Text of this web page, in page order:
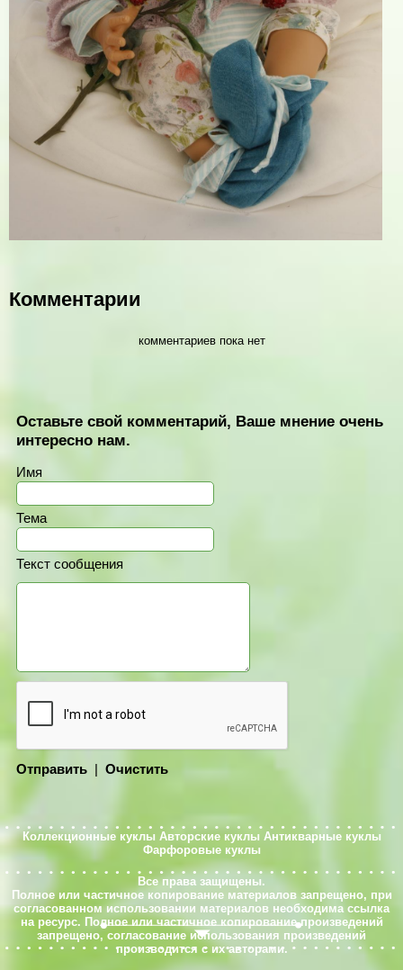
Комментарии
комментариев пока нет
Оставьте свой комментарий, Ваше мнение очень
интересно нам.
Имя
Тема
Текст сообщения
Отправить Очистить
Коллекционные куклы Авторские куклы Антикварные куклы
Фарфоровые куклы
Все права защищены.
Полное или частичное копирование материалов запрещено, при
согласованном использовании материалов необходима ссылка
на ресурс. Полное или частичное копирование произведений
запрещено, согласование использования произведений
производится с их авторами.